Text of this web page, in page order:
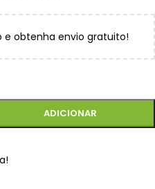
e obtenha envio gratuito!
ADICIONAR